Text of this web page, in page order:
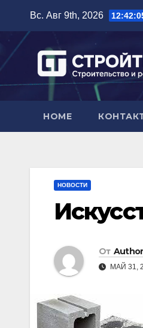
содержимому
Вс. Авг 9th, 2026
HOME
НОВОСТИ
От Author
МАЙ 31,